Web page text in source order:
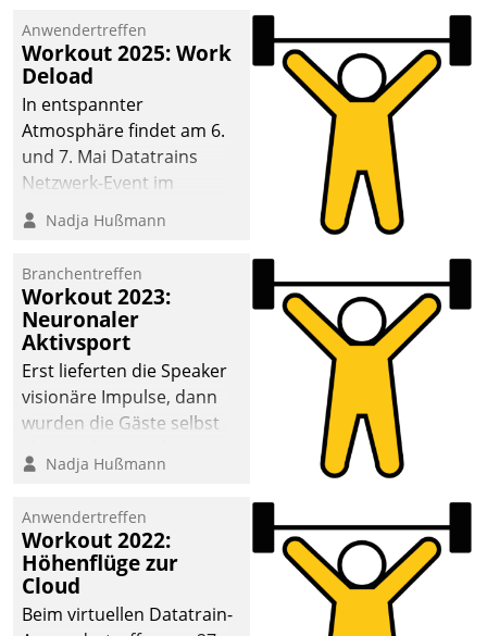
Anwendertreffen
Workout 2025: Work
Deload
In entspannter
Atmosphäre findet am 6.
und 7. Mai Datatrains
Netzwerk-Event im
Kunden- und Partnerkreis
statt. Zentrale Frage: Wie
Mammutprojekte
meistern und Workloads
wuppen – bei zunehmend
anspruchsvollen
Aufgaben und
abnehmendem
Nadja Hußmann
Branchentreffen
Workout 2023:
Neuronaler
Aktivsport
Erst lieferten die Speaker
visionäre Impulse, dann
wurden die Gäste selbst
methodisch
Quartier. Dazwischen
zeigte Datatrain, was es
Neues zu bieten hat.
Nadja Hußmann
Anwendertreffen
Workout 2022:
Höhenflüge zur
Cloud
Beim virtuellen Datatrain-